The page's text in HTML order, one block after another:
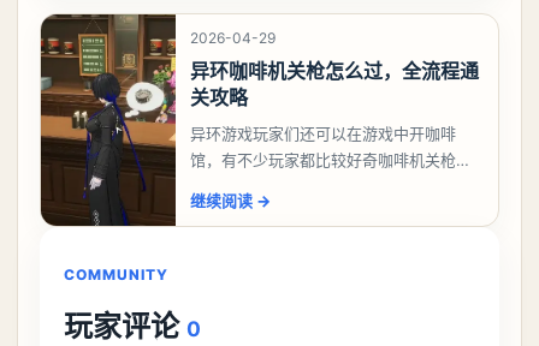
象委托唤孤归任务攻
2026-04-29
异环咖啡机关枪怎么过，全流程通
关攻略
异环游戏玩家们还可以在游戏中开咖啡
馆，有不少玩家都比较好奇咖啡机关枪应
机关枪攻略。异环咖啡机关枪怎么过一、
继续阅读 →
COMMUNITY
玩家评论 0